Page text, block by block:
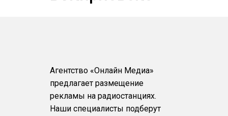
Агентство «Онлайн Медиа»
предлагает размещение
рекламы на радиостанциях.
Наши специалисты подберут